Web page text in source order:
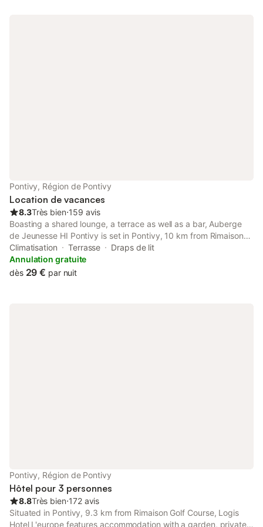
Pontivy, Région de Pontivy
Location de vacances
8.3Très bien⋅159 avis
Boasting a shared lounge, a terrace as well as a bar, Auberge
de Jeunesse HI Pontivy is set in Pontivy, 10 km from Rimaison
Golf Course. Guests can have a drink at the snack bar. All guest
rooms at the hostel come with a shared bathroom and bed...
Climatisation Terrasse
Draps de lit
Annulation gratuite
dès 29 € par nuit
Pontivy, Région de Pontivy
Hôtel pour 3 personnes
8.8Très bien⋅172 avis
Situated in Pontivy, 9.3 km from Rimaison Golf Course, Logis
Hotel L'europe features accommodation with a garden, private